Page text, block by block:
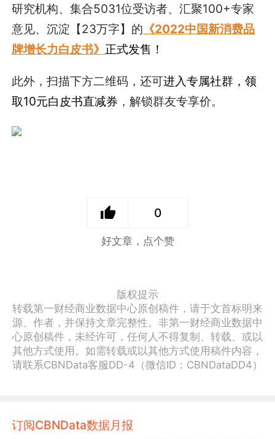
研究机构、集合5031位受访者、汇聚100+专家
意见、沉淀【23万字】的 《2022中国新消费品
牌增长力白皮书》 正式发售！
此外，扫描下方二维码，还可进入专属社群，领
取10元白皮书直减券 ，解锁群友专享价。
0
好文章，点个赞
版权提示
转载第一财经商业数据中心原创稿件，请于文首标明来
源、作者，并保持文章完整性。非第一财经商业数据中
心原创稿件，未经许可，任何人不得复制、转载、或以
其他方式使用。如需转载或以其他方式使用稿件内容，
请联系CBNData客服DD-4（微信ID：CBNDataDD4）
订阅CBNData数据月报